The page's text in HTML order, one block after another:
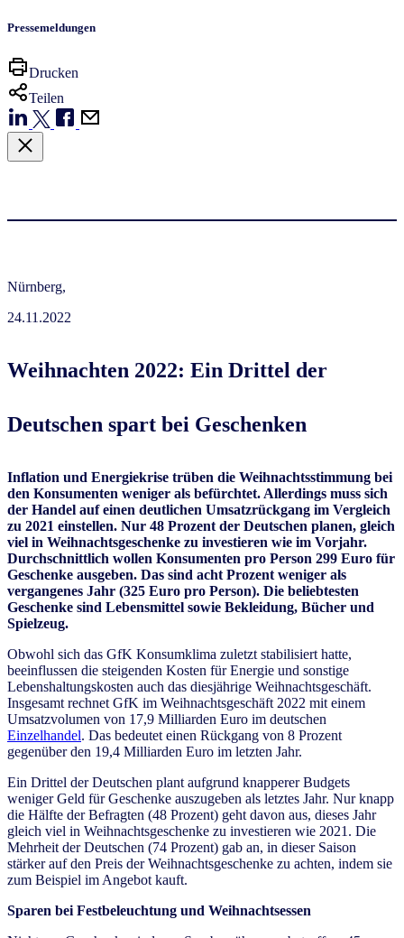
Pressemeldungen
Drucken
Teilen
Nürnberg,
24.11.2022
Weihnachten 2022: Ein Drittel der
Deutschen spart bei Geschenken
Inflation und Energiekrise trüben die Weihnachtsstimmung bei
den Konsumenten weniger als befürchtet. Allerdings muss sich
der Handel auf einen deutlichen Umsatzrückgang im Vergleich
zu 2021 einstellen. Nur 48 Prozent der Deutschen planen, gleich
viel in Weihnachtsgeschenke zu investieren wie im Vorjahr.
Durchschnittlich wollen Konsumenten pro Person 299 Euro für
Geschenke ausgeben. Das sind acht Prozent weniger als
vergangenes Jahr (325 Euro pro Person). Die beliebtesten
Geschenke sind Lebensmittel sowie Bekleidung, Bücher und
Spielzeug.
Obwohl sich das GfK Konsumklima zuletzt stabilisiert hatte,
beeinflussen die steigenden Kosten für Energie und sonstige
Lebenshaltungskosten auch das diesjährige Weihnachtsgeschäft.
Insgesamt rechnet GfK im Weihnachtsgeschäft 2022 mit einem
Umsatzvolumen von 17,9 Milliarden Euro im deutschen
Einzelhandel. Das bedeutet einen Rückgang von 8 Prozent
gegenüber den 19,4 Milliarden Euro im letzten Jahr.
Ein Drittel der Deutschen plant aufgrund knapperer Budgets
weniger Geld für Geschenke auszugeben als letztes Jahr. Nur knapp
die Hälfte der Befragten (48 Prozent) geht davon aus, dieses Jahr
gleich viel in Weihnachtsgeschenke zu investieren wie 2021. Die
Mehrheit der Deutschen (74 Prozent) gab an, in dieser Saison
stärker auf den Preis der Weihnachtsgeschenke zu achten, indem sie
zum Beispiel im Angebot kauft.
Sparen bei Festbeleuchtung und Weihnachtsessen